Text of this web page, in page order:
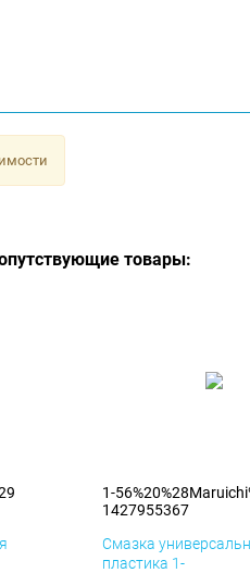
товары:
1-
1427955367
Смазка
пластика 1-